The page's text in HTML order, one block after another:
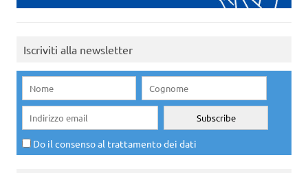
Iscriviti alla newsletter
Do il consenso al trattamento dei dati